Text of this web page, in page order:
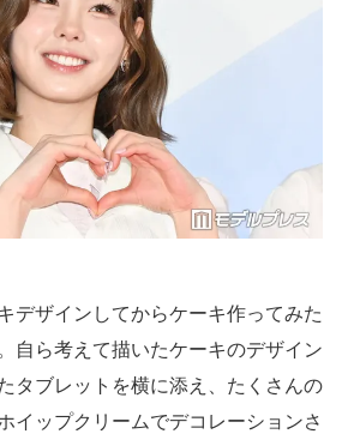
デザインしてからケーキ作ってみた
自ら考えて描いたケーキのデザイン
タブレットを横に添え、たくさんの
イップクリームでデコレーションさ